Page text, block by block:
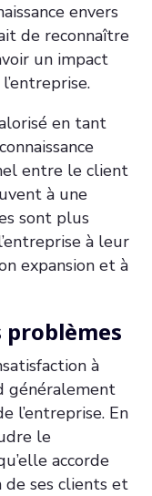
envers
de reconnaître
un impact
en tant
entre le client
à une
sont plus
à leur
expansion et à
problèmes
à
généralement
l’entreprise. En
le
accorde
de ses clients et